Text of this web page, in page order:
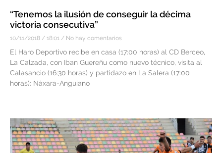
“Tenemos la ilusión de conseguir la décima
victoria consecutiva”
10/11/2018 18:01 No hay comentarios
El Haro Deportivo recibe en casa (17:00 horas) al CD Berceo,
La Calzada, con Iban Guereñu como nuevo técnico, visita al
Calasancio (16:30 horas) y partidazo en La Salera (17:00
horas): Náxara-Anguiano